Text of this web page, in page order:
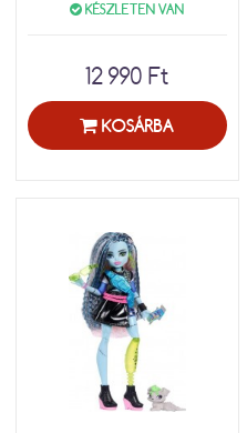
KÉSZLETEN VAN
12 990 Ft
KOSÁRBA